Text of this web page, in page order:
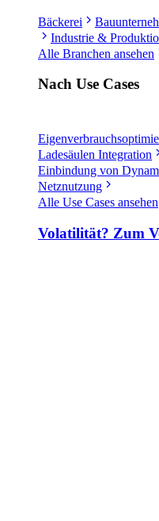
Bäckerei
Industrie &
Alle Branchen ansehen
Nach Use Cases
Ladesäulen Integration
Einbindung von
Netznutzung
Alle Use Cases ansehen
Volatilität? Zum